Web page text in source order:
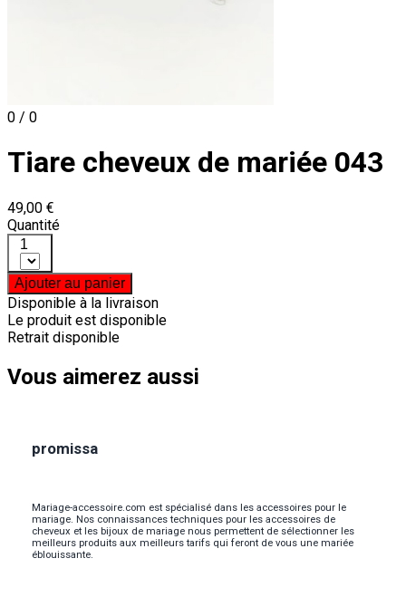
0 / 0
Tiare cheveux de mariée 043
49,00 €
Quantité
1
Ajouter au panier
Disponible à la livraison
Le produit est disponible
Retrait disponible
Vous aimerez aussi
promissa
Mariage-accessoire.com est spécialisé dans les accessoires pour le
mariage. Nos connaissances techniques pour les accessoires de
cheveux et les bijoux de mariage nous permettent de sélectionner les
meilleurs produits aux meilleurs tarifs qui feront de vous une mariée
éblouissante.